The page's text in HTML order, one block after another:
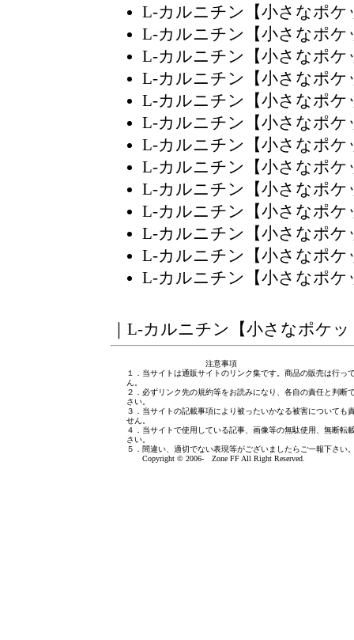
L-カルニチン【小さなポケ
L-カルニチン【小さなポケ
L-カルニチン【小さなポケ
L-カルニチン【小さなポケ
L-カルニチン【小さなポケ
L-カルニチン【小さなポケ
L-カルニチン【小さなポケ
L-カルニチン【小さなポケ
L-カルニチン【小さなポケ
L-カルニチン【小さなポケ
L-カルニチン【小さなポケ
L-カルニチン【小さなポケ
L-カルニチン【小さなポケ
｜ L-カルニチン【小さなポケッ
注意事項
１．当サイトは通販サイトのリンク集です。商品の販売は行っ
ん。
２．必ずリンク先の規約等をお読みになり、各自の責任と判断
さい。
３．当サイトの記載事項により被ったいかなる被害についても
せん。
４．当サイトで使用している記事、画像等の無駄使用、無断転
さい。
５．間違い、適切でない表現等がございましたら ご一報下さい
Copyright © 2006- Zone FF All Right Reserved.